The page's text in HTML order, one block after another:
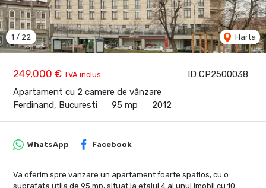
ID CP2500038
249,000 € TVA inclus
Apartament cu 2 camere de vânzare
Ferdinand, Bucuresti
95 mp 2012
1 / 22 Harta
WhatsApp Facebook
Va oferim spre vanzare un apartament foarte spatios, cu o
suprafata utila de 95 mp, situat la etajul 4 al unui imobil cu 10